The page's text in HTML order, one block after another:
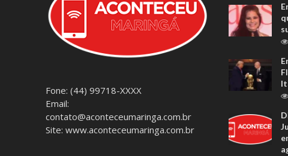
Fone: (44) 99718-XXXX
Email:
contato@aconteceumaringa.com.br
Site: www.aconteceumaringa.com.br